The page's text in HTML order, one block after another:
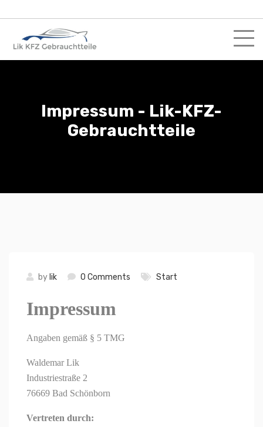
to
content
Impressum - Lik-KFZ-
Gebrauchtteile
by lik 0 Comments Start
Impressum
Angaben gemäß § 5 TMG
Waldemar Lik
Industriestraße 2
76669 Bad Schönborn
Vertreten durch: